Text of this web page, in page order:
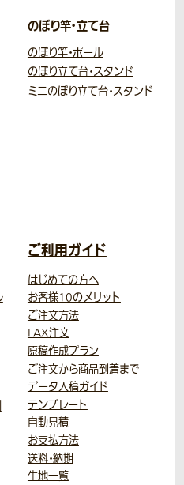
のぼり竿・立て台
のぼり竿・ポール
のぼり立て台・スタンド
ミニのぼり立て台・スタンド
ご利用ガイド
はじめての方へ
お客様10のメリット
ご注文方法
FAX注文
原稿作成プラン
ご注文から商品到着まで
データ入稿ガイド
テンプレート
自動見積
お支払方法
送料・納期
生地一覧